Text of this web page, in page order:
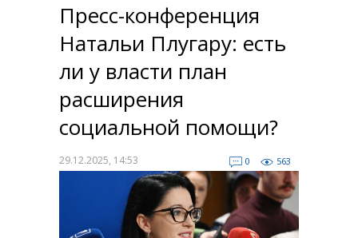
Пресс-конференция
Натальи Плугару: есть
ли у власти план
расширения
социальной помощи?
29.12.2025, 14:53 0 563